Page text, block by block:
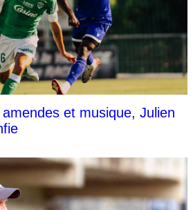
et musique, Julien